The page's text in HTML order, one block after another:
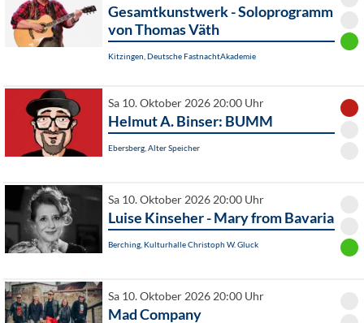
Gesamtkunstwerk - Soloprogramm
von Thomas Väth
Kitzingen, Deutsche FastnachtAkademie
Sa 10. Oktober 2026 20:00 Uhr
Helmut A. Binser: BUMM
Ebersberg, Alter Speicher
Sa 10. Oktober 2026 20:00 Uhr
Luise Kinseher - Mary from Bavaria
Berching, Kulturhalle Christoph W. Gluck
Sa 10. Oktober 2026 20:00 Uhr
Mad Company